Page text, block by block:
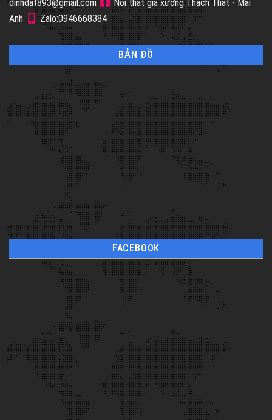
dinhdat893@gmail.com
Nội thất giá xưởng Thạch Thất - Mai
Anh
Zalo:0946668384
BẢN ĐỒ
FACEBOOK